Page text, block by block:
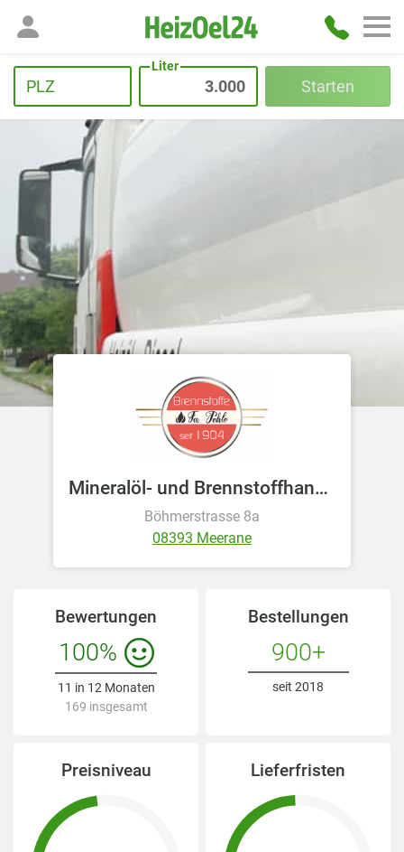
PLZ
Liter
Starten
Mineralöl- und Brennstoffhandel Pohle / Meerane
Böhmerstrasse 8a
08393 Meerane
Bewertungen
100%
11 in 12 Monaten
169 insgesamt
Bestellungen
900+
seit 2018
Preisniveau Lieferfristen